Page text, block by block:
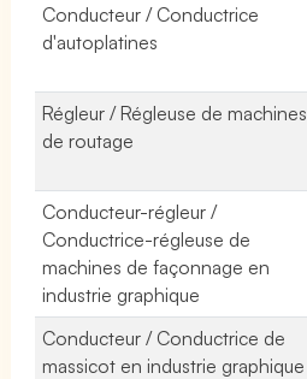
Conducteur / Conductrice
d'autoplatines
Régleur / Régleuse de machines
de routage
Conducteur-régleur /
Conductrice-régleuse de
machines de façonnage en
industrie graphique
Conducteur / Conductrice de
massicot en industrie graphique